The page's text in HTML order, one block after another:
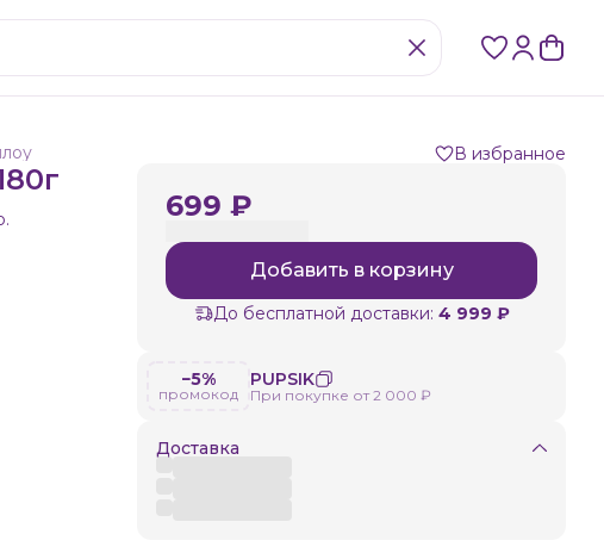
В избранное
699 ₽
Добавить в корзину
До бесплатной доставки: 4 999 ₽
−5%
промокод
PUPSIK
При покупке от 2 000 ₽
Доставка